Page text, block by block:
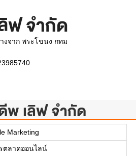
ฟ จำกัด
งจาก พระโขนง กทม
พ เลิฟ จำกัด
Marketing
ตลาดออนไลน์